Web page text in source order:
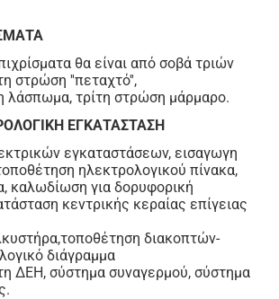
θα είναι από σοβά τριών
στρώση ''πεταχτό'',
λάσπωμα, τρίτη στρώση μάρμαρο.
ΕΓΚΑΤΑΣΤΑΣΗ
εγκαταστάσεων, εισαγωγη
ηλεκτρολογικού πίνακα,
καλωδίωση για δορυφορική
κεντρικής κεραίας επίγειας
διακοπτών-
διάγραμμα
ΔΕΗ, σύστημα συναγερμού, σύστημα